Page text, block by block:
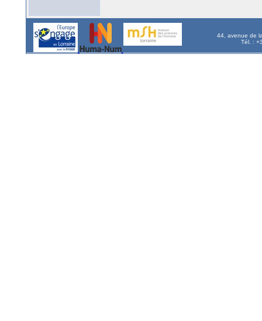
44, avenue de
Tél. :